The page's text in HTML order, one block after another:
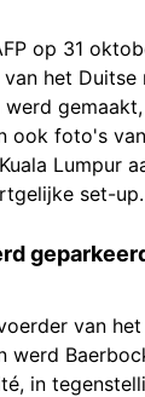
op 31
het
ook foto's
Lumpur
set-up.
van
werd
in